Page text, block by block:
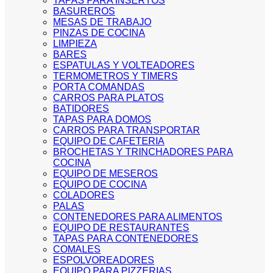
BASUREROS
MESAS DE TRABAJO
PINZAS DE COCINA
LIMPIEZA
BARES
ESPATULAS Y VOLTEADORES
TERMOMETROS Y TIMERS
PORTA COMANDAS
CARROS PARA PLATOS
BATIDORES
TAPAS PARA DOMOS
CARROS PARA TRANSPORTAR
EQUIPO DE CAFETERIA
BROCHETAS Y TRINCHADORES PARA
COCINA
EQUIPO DE MESEROS
EQUIPO DE COCINA
COLADORES
PALAS
CONTENEDORES PARA ALIMENTOS
EQUIPO DE RESTAURANTES
TAPAS PARA CONTENEDORES
COMALES
ESPOLVOREADORES
EQUIPO PARA PIZZERIAS